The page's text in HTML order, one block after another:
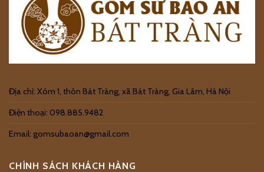
Địa chỉ: Xóm 1, thôn Bát Tràng, xã Bát Tràng, Gia Lâm, Hà Nội
Điện thoại: 098.885.9482
Email: gomsubaoan@gmail.com
CHÍNH SÁCH KHÁCH HÀNG